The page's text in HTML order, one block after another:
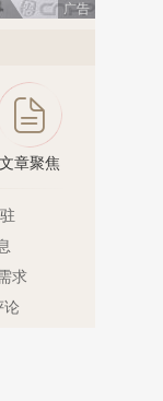
广告
文章聚焦
求
论